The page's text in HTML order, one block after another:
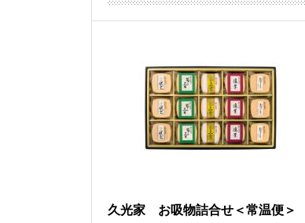
久光家 お吸物詰合せ＜常温便＞